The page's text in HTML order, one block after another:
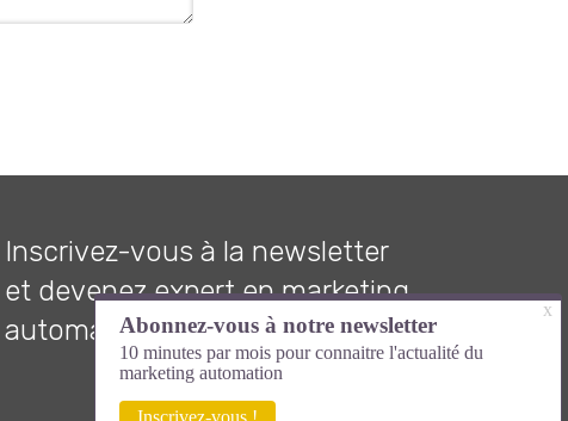
Inscrivez-vous à la newsletter
et devenez expert en marketing
automation